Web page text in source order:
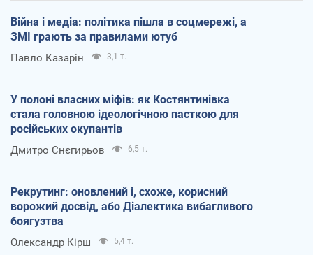
Війна і медіа: політика пішла в соцмережі, а
ЗМІ грають за правилами ютуб
Павло Казарін 3,1 т.
У полоні власних міфів: як Костянтинівка
стала головною ідеологічною пасткою для
російських окупантів
Дмитро Снєгирьов 6,5 т.
Рекрутинг: оновлений і, схоже, корисний
ворожий досвід, або Діалектика вибагливого
боягузтва
Олександр Кірш 5,4 т.